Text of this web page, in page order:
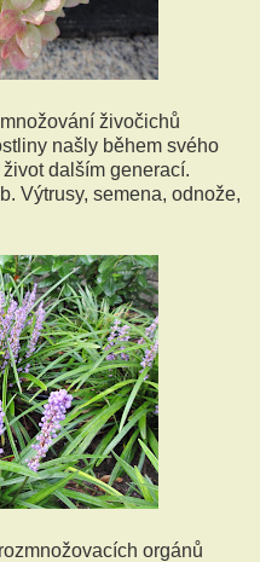
živočichů
našly během svého
dalším generací.
Výtrusy, semena, odnože,
orgánů